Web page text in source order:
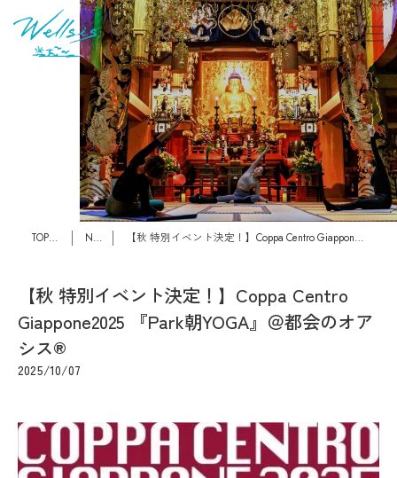
TOPページ News 【秋 特別イベント決定！】Coppa Centro Giappone2025 『Park朝YOGA』＠都会のオアシス®
【秋 特別イベント決定！】Coppa Centro
Giappone2025 『Park朝YOGA』＠都会のオア
シス®
2025/10/07